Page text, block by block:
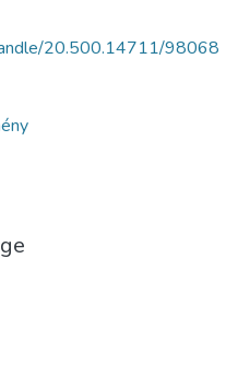
20.500.14711/98068